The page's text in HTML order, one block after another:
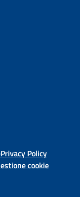
Privacy Policy
cookie